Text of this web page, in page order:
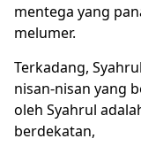
mentega yang
melumer.
Terkadang,
nisan-nisan yang
oleh Syahrul
berdekatan,